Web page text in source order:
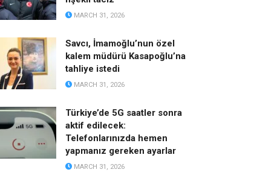
MARCH 31, 2026
Savcı, İmamoğlu’nun özel
kalem müdürü Kasapoğlu’na
tahliye istedi
MARCH 31, 2026
Türkiye’de 5G saatler sonra
aktif edilecek:
Telefonlarınızda hemen
yapmanız gereken ayarlar
MARCH 31, 2026